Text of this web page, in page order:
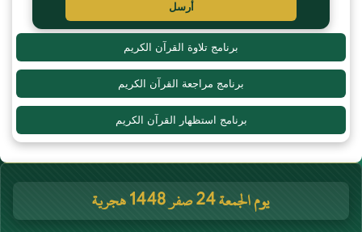
أرسل
برنامج تلاوة القرآن الكريم
برنامج مراجعة القرآن الكريم
برنامج استظهار القرآن الكريم
يوم الجمعة 24 صفر 1448 هجرية